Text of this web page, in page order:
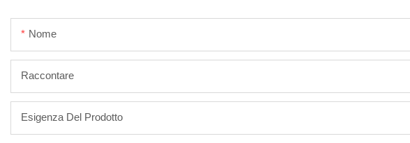
Nome
Raccontare
Esigenza Del Prodotto